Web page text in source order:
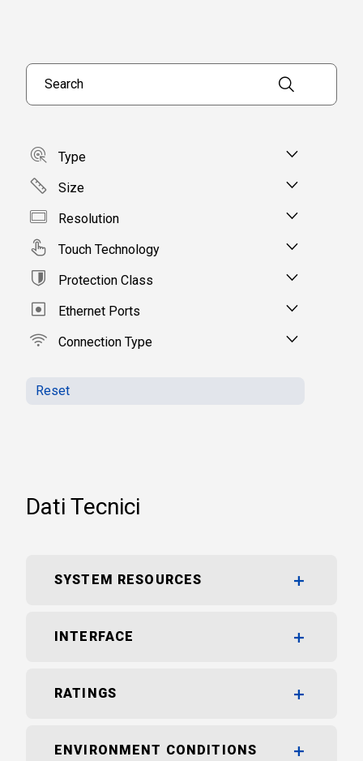
Search products
Type
Size
Resolution
Touch Technology
Protection Class
Ethernet Ports
Connection Type
Reset
Dati Tecnici
SYSTEM RESOURCES
INTERFACE
RATINGS
ENVIRONMENT CONDITIONS